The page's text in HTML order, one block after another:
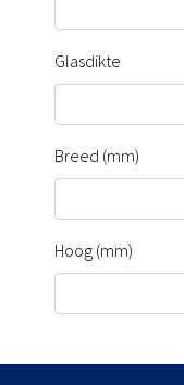
Glasdikte
Breed (mm)
Hoog (mm)